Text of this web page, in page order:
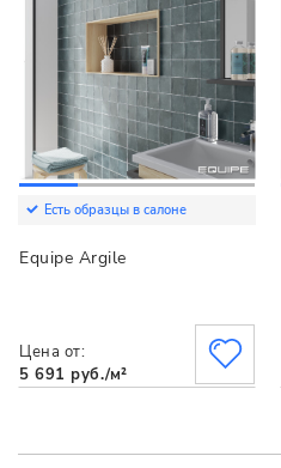
Есть образцы в салоне
Equipe Argile
Цена от:
5 691 руб./м²